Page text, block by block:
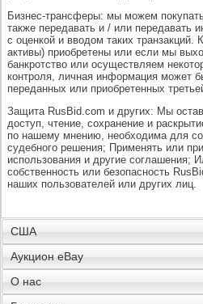
Бизнес-трансферы: мы можем
также передавать и / или передавать
с оценкой и вводом таких
активы) приобретены или если мы
банкротство или осуществляем
контроля, личная информация может
переданных или приобретенных
Защита RusBid.com и других: Мы
доступ, чтение, сохранение и
по нашему мнению, необходима для
судебного решения; Применять или
использования и другие соглашения;
собственность или безопасность
наших пользователей или других лиц.
США
Аукцион eBay
О нас